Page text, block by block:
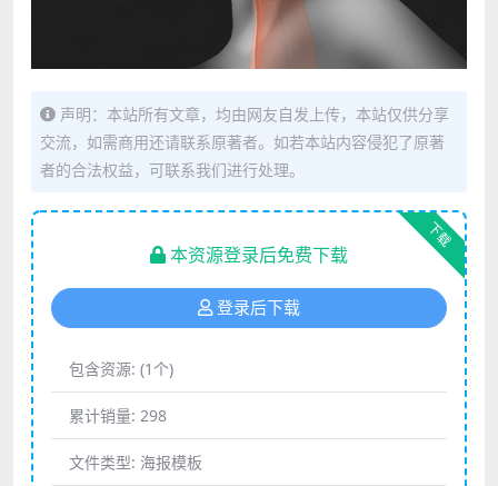
声明：本站所有文章，均由网友自发上传，本站仅供分享
交流，如需商用还请联系原著者。如若本站内容侵犯了原著
者的合法权益，可联系我们进行处理。
下载
本资源登录后免费下载
登录后下载
包含资源: (1个)
累计销量: 298
文件类型: 海报模板